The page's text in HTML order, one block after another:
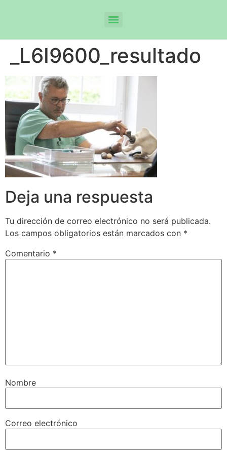
_L6I9600_resultado
Deja una respuesta
Tu dirección de correo electrónico no será publicada.
Los campos obligatorios están marcados con *
Comentario *
Nombre
Correo electrónico